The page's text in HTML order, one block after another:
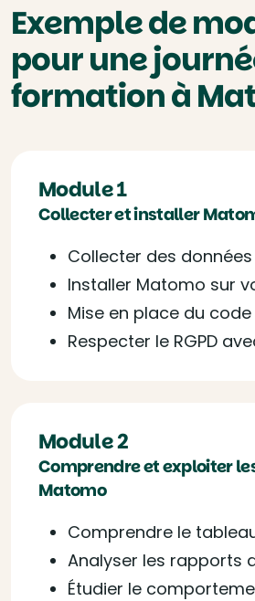
Exemple de
pour une
formation à
Module 1
Collecter et installer
Collecter des
Installer Matomo sur
Mise en place du
Respecter le RGPD
Module 2
Comprendre et exploiter
Matomo
Comprendre le
Analyser les rapports
Étudier le